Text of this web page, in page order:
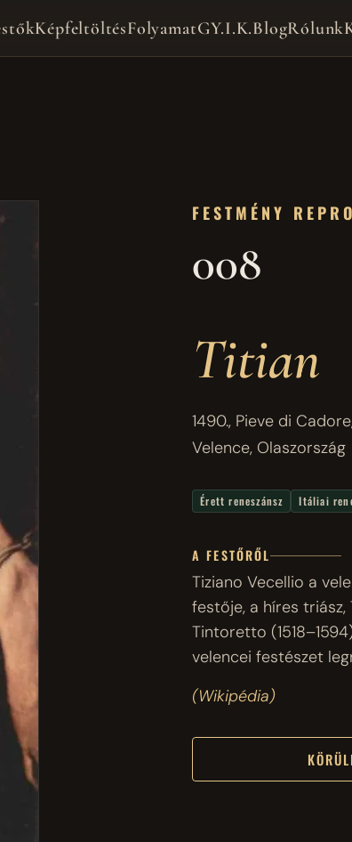
KépfeltöltésFolyamatGY.I.K.BlogRólunk
FESTMÉNY
008
Titian
1490., Pieve di
Velence, Olaszország
Érett reneszánsz Itáliai
A FESTŐRŐL
Tiziano Vecellio a
festője, a híres triász,
Tintoretto
velencei festészet
(Wikipédia)